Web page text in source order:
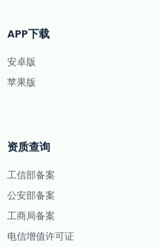
APP下载
安卓版
苹果版
资质查询
工信部备案
公安部备案
工商局备案
电信增值许可证